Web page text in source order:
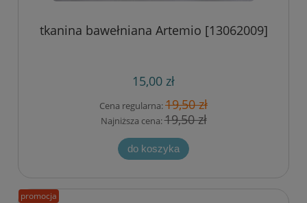
tkanina bawełniana Artemio [13062009]
15,00 zł
Cena regularna:19,50 zł
Najniższa cena:19,50 zł
do koszyka
promocja